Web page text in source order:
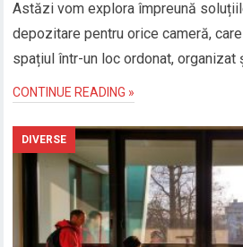
Astăzi vom explora împreună
depozitare pentru orice cameră,
spațiul într-un loc ordonat, organizat
CONTINUE READING »
DIVERSE